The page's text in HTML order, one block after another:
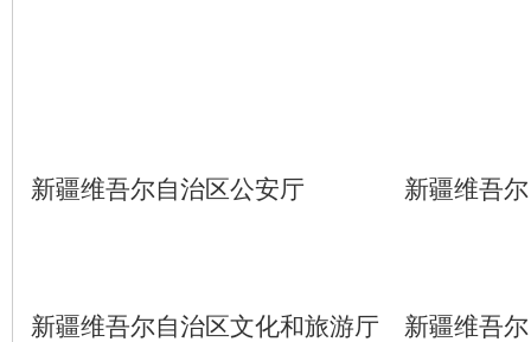
新疆维吾尔自治区公安厅 新疆维吾尔
新疆维吾尔自治区文化和旅游厅 新疆维吾